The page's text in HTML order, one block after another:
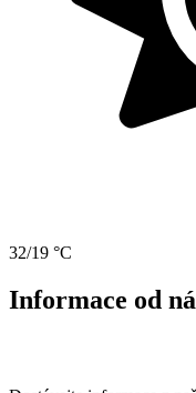
32/19 °C
Informace od